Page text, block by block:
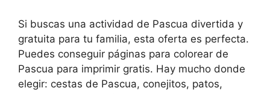
Si buscas una actividad de Pascua divertida y
gratuita para tu familia, esta oferta es perfecta.
Puedes conseguir páginas para colorear de
Pascua para imprimir gratis. Hay mucho donde
elegir: cestas de Pascua, conejitos, patos,